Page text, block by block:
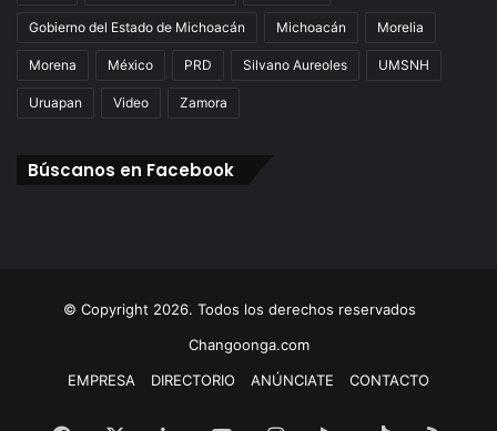
Gobierno del Estado de Michoacán Michoacán Morelia
Morena México PRD Silvano Aureoles UMSNH
Uruapan Video Zamora
Búscanos en Facebook
© Copyright 2026. Todos los derechos reservados
Changoonga.com
EMPRESA
DIRECTORIO ANÚNCIATE CONTACTO